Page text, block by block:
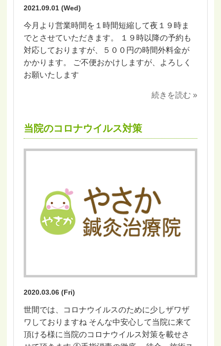
2021.09.01 (Wed)
今月より営業時間を１時間短縮して夜１９時ま
でとさせていただきます。 １９時以降の予約も
対応しておりますが、５００円の時間外料金が
かかります。 ご不便おかけしますが、よろしく
お願いたします
続きを読む »
当院のコロナウイルス対策
2020.03.06 (Fri)
世間では、コロナウイルスのために少しザワザ
ワしておりますね そんな中安心して当院に来て
頂ける様に当院のコロナウイルス対策を載せさ